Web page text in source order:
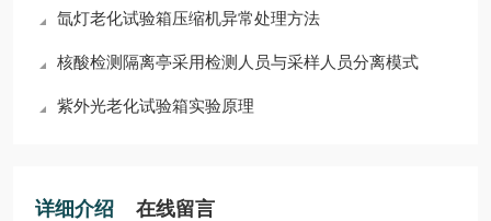
氙灯老化试验箱压缩机异常处理方法
核酸检测隔离亭采用检测人员与采样人员分离模式
紫外光老化试验箱实验原理
详细介绍 在线留言